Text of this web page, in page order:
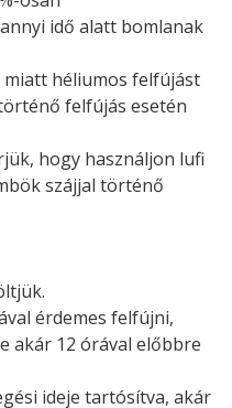
idő alatt bomlanak
héliumos felfújást
felfújás esetén
hogy használjon lufi
szájjal történő
érdemes felfújni,
akár 12 órával előbbre
ideje tartósítva, akár